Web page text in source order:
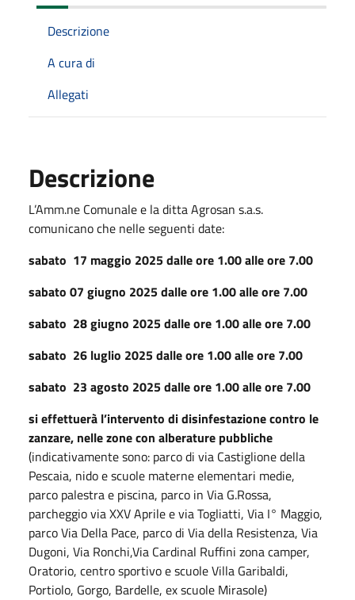
Descrizione
A cura di
Allegati
Descrizione
L’Amm.ne Comunale e la ditta Agrosan s.a.s.
comunicano che nelle seguenti date:
sabato 17 maggio 2025 dalle ore 1.00 alle ore 7.00
sabato 07 giugno 2025 dalle ore 1.00 alle ore 7.00
sabato 28 giugno 2025 dalle ore 1.00 alle ore 7.00
sabato 26 luglio 2025 dalle ore 1.00 alle ore 7.00
sabato 23 agosto 2025 dalle ore 1.00 alle ore 7.00
si effettuerà l’intervento di disinfestazione contro le
zanzare, nelle zone con alberature pubbliche
(indicativamente sono: parco di via Castiglione della
Pescaia, nido e scuole materne elementari medie,
parco palestra e piscina, parco in Via G.Rossa,
parcheggio via XXV Aprile e via Togliatti, Via I° Maggio,
parco Via Della Pace, parco di Via della Resistenza, Via
Dugoni, Via Ronchi,Via Cardinal Ruffini zona camper,
Oratorio, centro sportivo e scuole Villa Garibaldi,
Portiolo, Gorgo, Bardelle, ex scuole Mirasole)